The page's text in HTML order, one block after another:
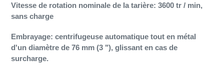
Vitesse de rotation nominale de la tarière: 3600 tr / min,
sans charge
Embrayage: centrifugeuse automatique tout en métal
d'un diamètre de 76 mm (3 "), glissant en cas de
surcharge.